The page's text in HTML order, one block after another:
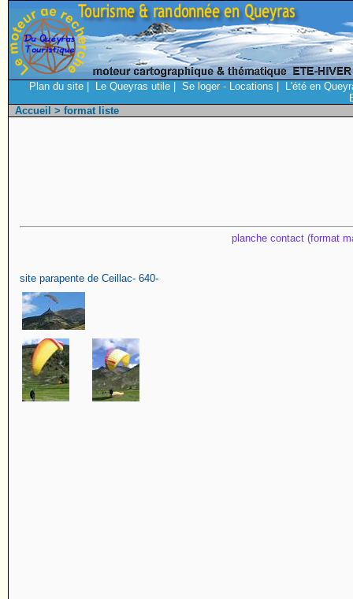
Plan du site Le Queyras utile Se loger - Locations
L'été en
Accueil > format liste
planche contact (format
site parapente de Ceillac- 640-